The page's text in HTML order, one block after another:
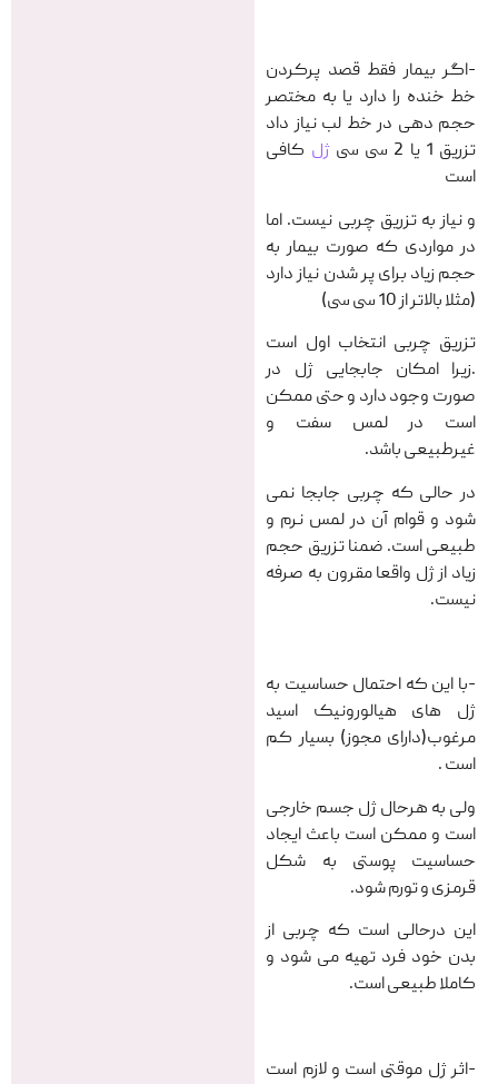
-اگر بیمار فقط قصد پرکردن
خط خنده را دارد یا به مختصر
حجم دهی در خط لب نیاز داد
تزریق 1 یا 2 سی سی
ژل کافی
است
و نیاز به تزریق چربی نیست. اما
در مواردی که صورت بیمار به
حجم زیاد برای پر شدن نیاز دارد
(مثلا بالاتر از 10 سی سی)
تزریق چربی انتخاب اول است
.زیرا امکان جابجایی ژل در
صورت وجود دارد و حتی ممکن
است در لمس سفت و
غیرطبیعی باشد.
در حالی که چربی جابجا نمی
شود و قوام آن در لمس نرم و
طبیعی است. ضمنا تزریق حجم
زیاد از ژل واقعا مقرون به صرفه
نیست.
-با این که احتمال حساسیت به
ژل های هیالورونیک اسید
مرغوب(دارای مجوز) بسیار کم
است .
ولی به هرحال ژل جسم خارجی
است و ممکن است باعث ایجاد
حساسیت پوستی به شکل
قرمزی و تورم شود.
این درحالی است که چربی از
بدن خود فرد تهیه می شود و
کاملا طبیعی است.
-اثر ژل موقتی است و لازم است